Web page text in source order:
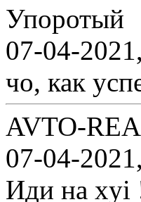
Упоротый
07-04-
чо, как
AVTO-
07-04-
Иди на xуi